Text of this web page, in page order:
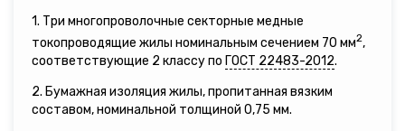
1. Три многопроволочные секторные медные
токопроводящие жилы номинальным сечением 70 мм2,
соответствующие 2 классу по ГОСТ 22483-2012.
2. Бумажная изоляция жилы, пропитанная вязким
составом, номинальной толщиной 0,75 мм.